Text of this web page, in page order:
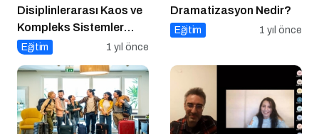
Disiplinlerarası Kaos ve
Kompleks Sistemler
Sempozyumu İçin Geri
Eğitim 1 yıl önce
Dramatizasyon Nedir?
Eğitim 1 yıl önce